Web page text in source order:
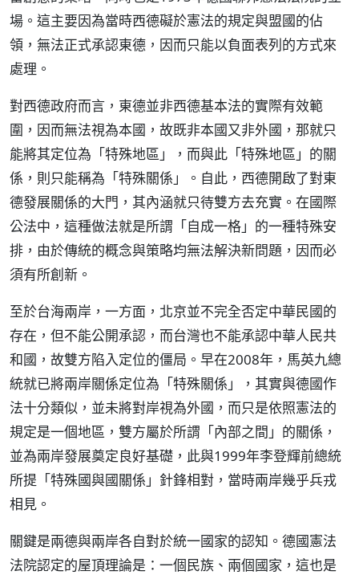
場。這主要因為當時西德礙於憲法的規定與盟國的佔
領，無法正式承認東德，因而只能以負面表列的方式來
處理。
對西德政府而言，東德並非西德基本法的實際有效範
圍，因而無法視為本國，故既非本國又非外國，那就只
能將其定位為「特殊地區」，而與此「特殊地區」的關
係，則只能稱為「特殊關係」。自此，西德開啟了對東
德發展關係的大門，其內涵就只待雙方去充實。在國際
公法中，這種做法就是所謂「自成一格」的一種特殊安
排，由於傳統的概念與策略均無法解決新問題，因而必
須有所創新。
至於台海兩岸，一方面，北京並不完全否定中華民國的
存在，但不能公開承認，而台灣也不能承認中華人民共
和國，故雙方陷入定位的僵局。早在2008年，馬英九總
統就已將兩岸關係定位為「特殊關係」，其實與德國作
法十分類似，並未將對岸視為外國，而只是依照憲法的
規定是一個地區，雙方屬於所謂「內部之間」的關係，
並為兩岸發展奠定良好基礎，此與1999年李登輝前總統
所提「特殊國與國關係」針鋒相對，當時兩岸幾乎兵戎
相見。
關鍵是兩德與兩岸各自對於統一國家的認知。德國憲法
法院認定的屋頂理論是：一個民族、兩個國家，這也是